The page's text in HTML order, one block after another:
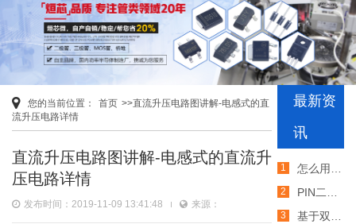
您的当前位置： 首页 >>直流升压电路图讲解-电感式的直
流升压电路详情
直流升压电路图讲解-电感式的直流升
压电路详情
发布时间：2019-11-09 13:41:48 来源：
最新资
讯
怎么用TVS二极管提高电路的抗突波能力
PIN二极管的电导调制机制和应用介绍
基于双MOS管的防反灌电路工作原理介绍